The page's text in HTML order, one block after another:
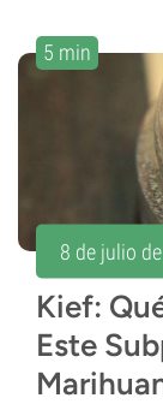
5 min
8 de julio
Kief:
Este